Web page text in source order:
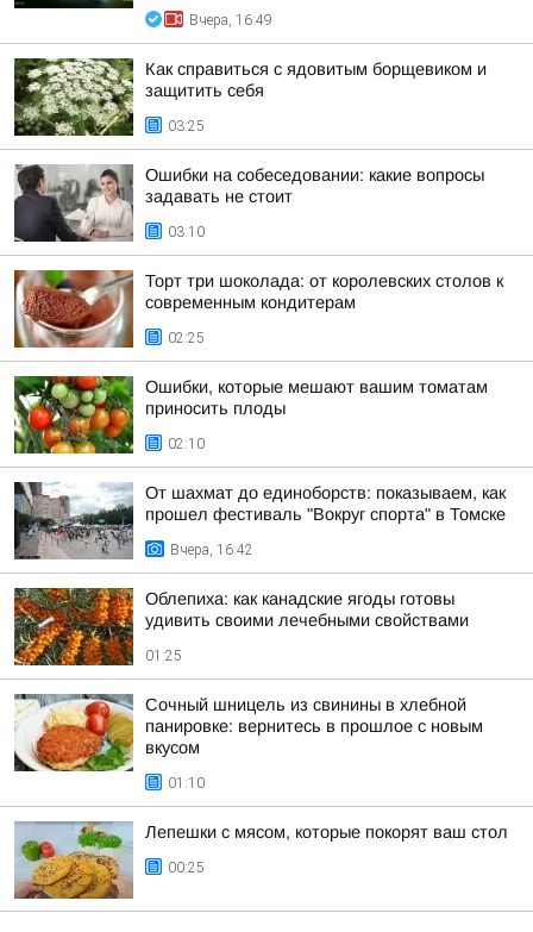
Вчера, 16:49
Как справиться с ядовитым борщевиком и
защитить себя
03:25
Ошибки на собеседовании: какие вопросы
задавать не стоит
03:10
Торт три шоколада: от королевских столов к
современным кондитерам
02:25
Ошибки, которые мешают вашим томатам
приносить плоды
02:10
От шахмат до единоборств: показываем, как
прошел фестиваль "Вокруг спорта" в Томске
Вчера, 16:42
Облепиха: как канадские ягоды готовы
удивить своими лечебными свойствами
01:25
Сочный шницель из свинины в хлебной
панировке: вернитесь в прошлое с новым
вкусом
01:10
Лепешки с мясом, которые покорят ваш стол
00:25